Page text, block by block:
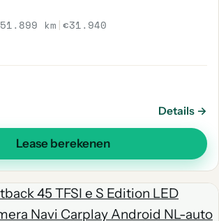
51.899 km |€31.940
Details →
Lease berekenen